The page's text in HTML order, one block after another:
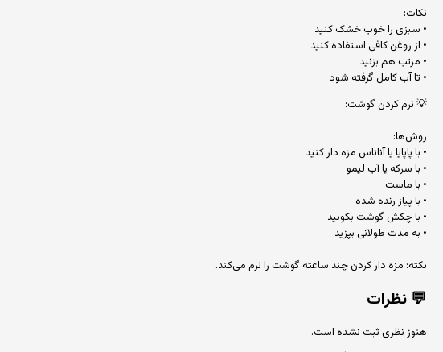
نکات:
• سبزی را خوب خشک کنید
• از روغن کافی استفاده کنید
• مرتب هم بزنید
• تا آب کامل گرفته شود
💡 نرم کردن گوشت:
روش‌ها:
• با پاپایا یا آناناس مزه دار کنید
• با سرکه یا آب لیمو
• با ماست
• با پیاز رنده شده
• با چکش گوشت بکوبید
• به مدت طولانی بپزید
نکته: مزه دار کردن چند ساعته گوشت را نرم می‌کند.
💬 نظرات
هنوز نظری ثبت نشده است.